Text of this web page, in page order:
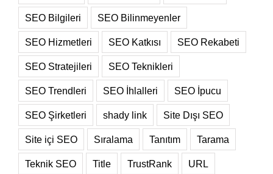
SEO Bilgileri SEO Bilinmeyenler
SEO Hizmetleri SEO Katkısı SEO Rekabeti
SEO Stratejileri SEO Teknikleri
SEO Trendleri SEO İhlalleri SEO İpucu
SEO Şirketleri shady link Site Dışı SEO
Site içi SEO Sıralama Tanıtım Tarama
Teknik SEO Title TrustRank URL